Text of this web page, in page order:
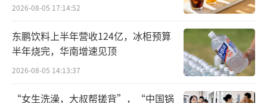
梳理巨子生物的发展脉络来看，公司创始
人之一严建亚是资本运作高手，其与科学家妻
子范代娣共同创立了巨子生物，同期他还成立
了三角防务并在2019年将公司送上资本市场。
此外，严建亚在创投圈也颇为活跃，除了直接
2026-08-05 17:14:52
东鹏饮料上半年营收124亿，冰柜预算
半年烧完，华南增速见顶
2026-08-05 14:13:37
“女生洗澡，大叔帮搓背”，“中国锅